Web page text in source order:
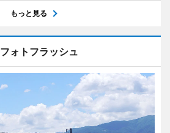
もっと見る
フォトフラッシュ